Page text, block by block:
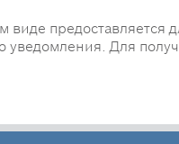
предоставляется
уведомления. Для